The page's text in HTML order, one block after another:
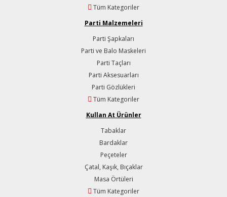
Tüm Kategoriler
Parti Malzemeleri
Parti Şapkaları
Parti ve Balo Maskeleri
Parti Taçları
Parti Aksesuarları
Parti Gözlükleri
Tüm Kategoriler
Kullan At Ürünler
Tabaklar
Bardaklar
Peçeteler
Çatal, Kaşık, Bıçaklar
Masa Örtüleri
Tüm Kategoriler